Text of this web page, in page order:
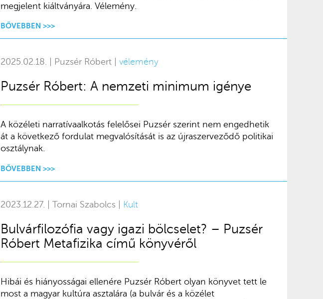
megjelent kiáltványára. Vélemény.
BŐVEBBEN >>>
2025.02.18. | Puzsér Róbert | vélemény
Puzsér Róbert: A nemzeti minimum igénye
A közéleti narratívaalkotás felelősei Puzsér szerint nem engedhetik
át a következő fordulat megvalósítását is az újraszerveződő politikai
osztálynak.
BŐVEBBEN >>>
2023.12.27. | Tornai Szabolcs | Kult
Bulvárfilozófia vagy igazi bölcselet? – Puzsér
Róbert Metafizika című könyvéről
Hibái és hiányosságai ellenére Puzsér Róbert olyan könyvet tett le
most a magyar kultúra asztalára (a bulvár és a közélet